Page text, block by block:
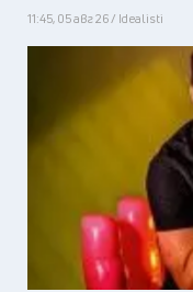
11:45, 05 авг 26 / Idealisti